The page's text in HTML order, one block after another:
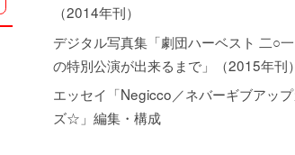
（2014年刊）
デジタル写真集「劇団ハーベスト 二○
の特別公演が出来るまで」（2015年刊）
エッセイ「Negicco／ネバーギブアッ
ズ☆」編集・構成